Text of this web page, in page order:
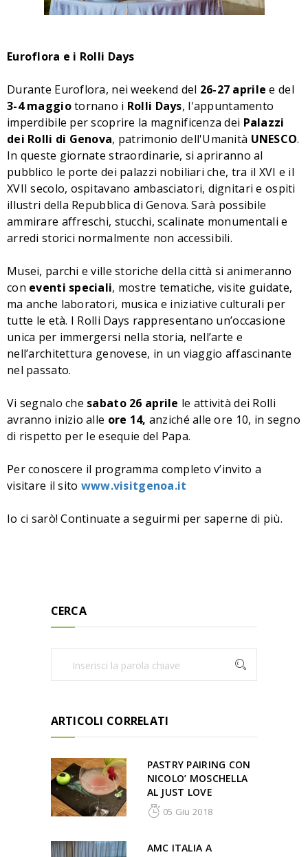
Euroflora e i Rolli Days
Durante Euroflora, nei weekend del 26-27 aprile e del
3-4 maggiotornano i Rolli Days, l'appuntamento
imperdibile per scoprire la magnificenza dei Palazzi
dei Rolli di Genova, patrimonio dell'Umanità UNESCO.
In queste giornate straordinarie, si apriranno al
pubblico le porte dei palazzi nobiliari che, tra il XVI e il
XVII secolo, ospitavano ambasciatori, dignitari e ospiti
illustri della Repubblica di Genova. Sarà possibile
ammirare affreschi, stucchi, scalinate monumentali e
arredi storici normalmente non accessibili.
Musei, parchi e ville storiche della città si animeranno
con eventi speciali, mostre tematiche, visite guidate,
ma anche laboratori, musica e iniziative culturali per
tutte le età. I Rolli Days rappresentano un’occasione
unica per immergersi nella storia, nell’arte e
nell’architettura genovese, in un viaggio affascinante
nel passato.
Vi segnalo che sabato 26 aprile le attività dei Rolli
avranno inizio alle ore 14, anziché alle ore 10, in segno
di rispetto per le esequie del Papa.
Per conoscere il programma completo v’invito a
visitare il sito www.visitgenoa.it
Io ci sarò! Continuate a seguirmi per saperne di più.
CERCA
ARTICOLI CORRELATI
PASTRY PAIRING CON
NICOLO’ MOSCHELLA
AL JUST LOVE
05 Giu 2018
AMC ITALIA A